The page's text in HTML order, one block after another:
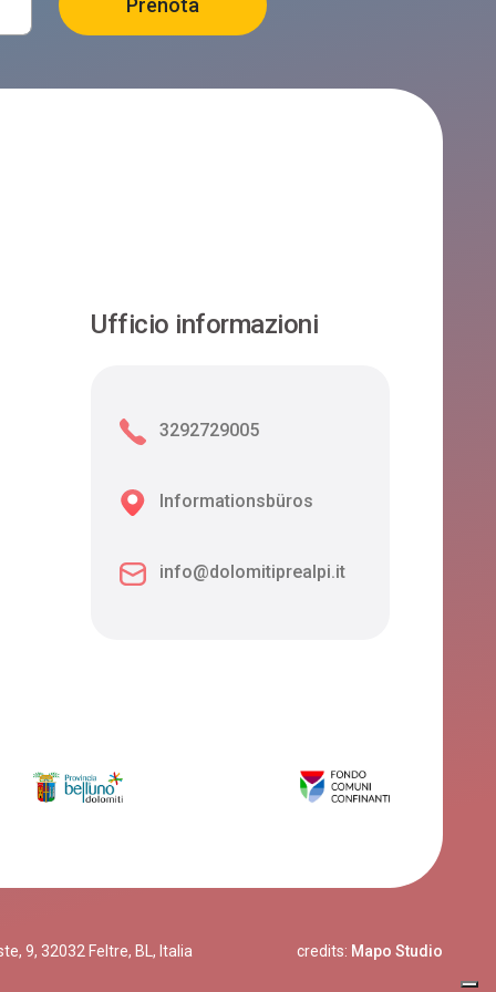
Ufficio informazioni
3292729005
Informationsbüros
info@dolomitiprealpi.it
9, 32032 Feltre, BL, Italia credits: Mapo Studio